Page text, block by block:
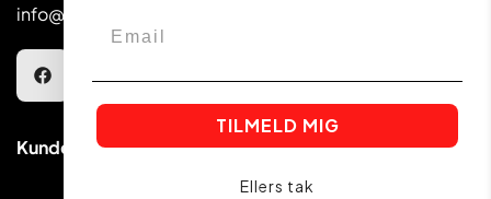
info@getactive.dk
Kundeservice
TILMELD MIG
Ellers tak